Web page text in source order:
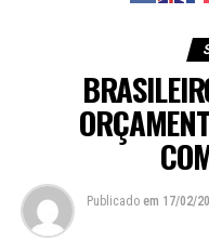
Publicado em 17/02/